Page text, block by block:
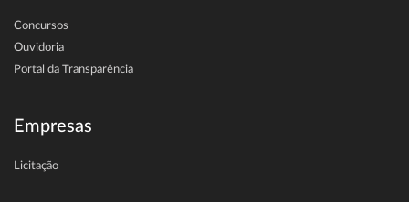
Concursos
Ouvidoria
Portal da Transparência
Empresas
Licitação